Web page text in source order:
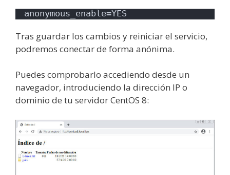
anonymous_enable=YES
Tras guardar los cambios y reiniciar el servicio,
podremos conectar de forma anónima.
Puedes comprobarlo accediendo desde un
navegador, introduciendo la dirección IP o
dominio de tu servidor CentOS 8: